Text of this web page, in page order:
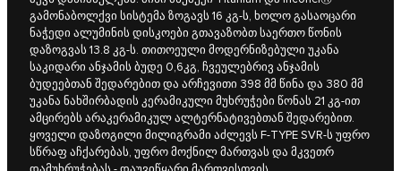
გამონაბოლქვი სისტემა ზოგავს 16 კგ-ს, ხოლო გასაოცარი
ნაჭედი ალუმინის დისკოები გთავაზობთ საერთო წონის
დაზოგვას 13.8 კგ-ს. თითოეული მოდერნიზებული უკანა
საკიდარი ანჯამის ბუდე 0,6კგ, ჩვეულებრივ ანჯამის
ბუდეებთან შედარებით და არჩევითი 398 მმ წინა და 380 მმ
უკანა ნახშირბადის კერამიკული მუხრუჭები წონას 21 კგ-ით
ამცირებს არაკერამიკულ ალტერნატივებთან შედარებით.
ყოველი დაზოგილი მილიგრამი აძლევს F‑TYPE SVR-ს უფრო
სწრაფ აჩქარებას, უფრო მოქნილ მართვას და მკვეთრ